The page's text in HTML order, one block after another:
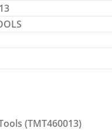
(TMT460013)